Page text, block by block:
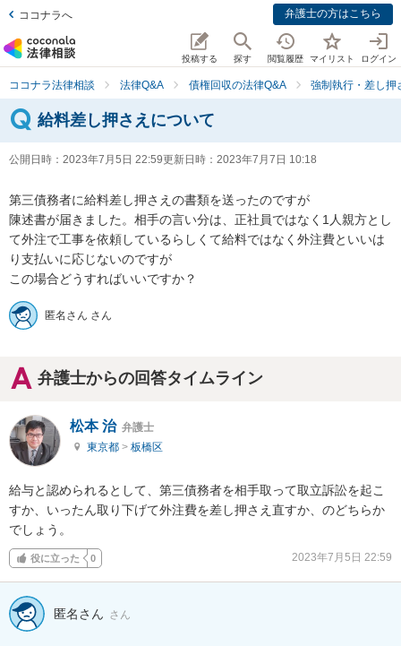
ココナラへ 弁護士の方はこちら
投稿する 探す 閲覧履歴 マイリスト ログイン
ココナラ法律相談 法律Q&A 債権回収の法律Q&A 強制執行・差し押
給料差し押さえについて
公開日時： 2023年7月5日 22:59更新日時： 2023年7月7日 10:18
第三債務者に給料差し押さえの書類を送ったのですが
陳述書が届きました。相手の言い分は、正社員ではなく1人親方とし
て外注で工事を依頼しているらしくて給料ではなく外注費といいは
り支払いに応じないのですが
この場合どうすればいいですか？
匿名さん さん
弁護士からの回答タイムライン
松本 治 弁護士
東京都 > 板橋区
給与と認められるとして、第三債務者を相手取って取立訴訟を起こ
すか、いったん取り下げて外注費を差し押さえ直すか、のどちらか
でしょう。
役に立った 0 2023年7月5日 22:59
匿名さん さん